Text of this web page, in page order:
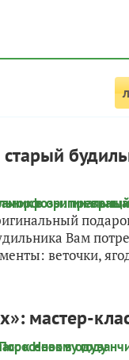
Вам
веточки,
мастер-